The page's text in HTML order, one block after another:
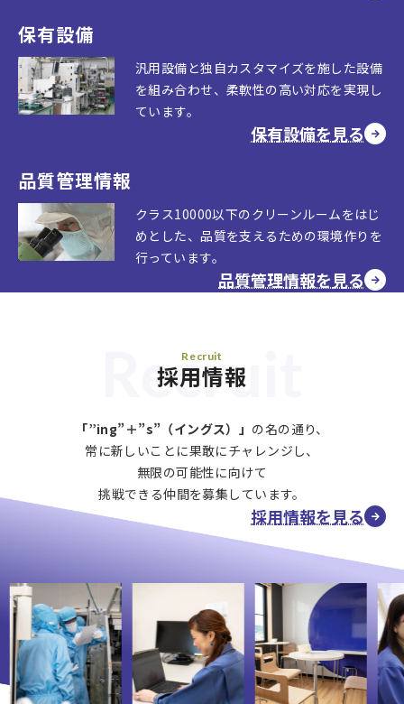
保有設備
汎用設備と独自カスタマイズを施した設備
を組み合わせ、柔軟性の高い対応を実現し
ています。
保有設備を見る
品質管理情報
クラス10000以下のクリーンルームをはじ
めとした、品質を支えるための環境作りを
行っています。
品質管理情報を見る
Recruit
Recruit
採用情報
「”ing”＋”s”（イングス）」 の名の通り、
常に新しいことに果敢にチャレンジし、
無限の可能性に向けて
挑戦できる仲間を募集しています。
採用情報を見る